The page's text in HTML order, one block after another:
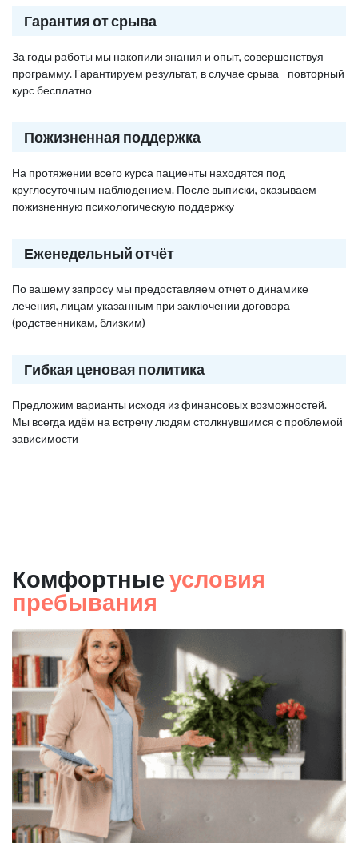
Гарантия от срыва
За годы работы мы накопили знания и опыт, совершенствуя
программу. Гарантируем результат, в случае срыва - повторный
курс бесплатно
Пожизненная поддержка
На протяжении всего курса пациенты находятся под
круглосуточным наблюдением. После выписки, оказываем
пожизненную психологическую поддержку
Еженедельный отчёт
По вашему запросу мы предоставляем отчет о динамике
лечения, лицам указанным при заключении договора
(родственникам, близким)
Гибкая ценовая политика
Предложим варианты исходя из финансовых возможностей.
Мы всегда идём на встречу людям столкнувшимся с проблемой
зависимости
Комфортные условия
пребывания